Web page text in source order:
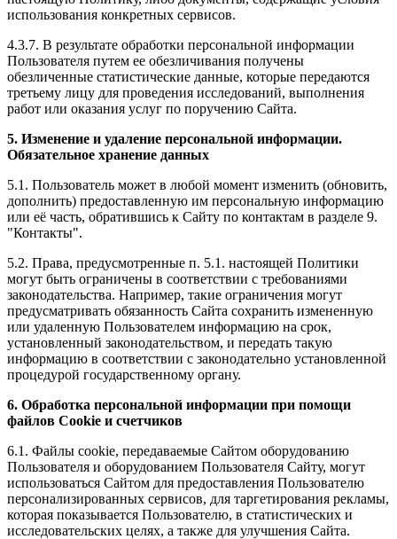
использования конкретных сервисов.
4.3.7. В результате обработки персональной информации
Пользователя путем ее обезличивания получены
обезличенные статистические данные, которые передаются
третьему лицу для проведения исследований, выполнения
работ или оказания услуг по поручению Сайта.
5. Изменение и удаление персональной информации.
Обязательное хранение данных
5.1. Пользователь может в любой момент изменить (обновить,
дополнить) предоставленную им персональную информацию
или её часть, обратившись к Сайту по контактам в разделе 9.
"Контакты".
5.2. Права, предусмотренные п. 5.1. настоящей Политики
могут быть ограничены в соответствии с требованиями
законодательства. Например, такие ограничения могут
предусматривать обязанность Сайта сохранить измененную
или удаленную Пользователем информацию на срок,
установленный законодательством, и передать такую
информацию в соответствии с законодательно установленной
процедурой государственному органу.
6. Обработка персональной информации при помощи
файлов Cookie и счетчиков
6.1. Файлы cookie, передаваемые Сайтом оборудованию
Пользователя и оборудованием Пользователя Сайту, могут
использоваться Сайтом для предоставления Пользователю
персонализированных сервисов, для таргетирования рекламы,
которая показывается Пользователю, в статистических и
исследовательских целях, а также для улучшения Сайта.